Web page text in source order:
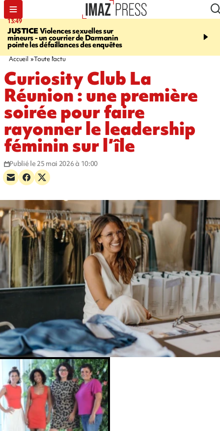
13:49
JUSTICEViolences sexuelles sur
mineurs - un courrier de Darmanin
pointe les défaillances des enquêtes
17:59
Corniche - la route du
Accueil Toute l'actu
Curiosity Club La
Réunion : une première
soirée pour faire
rayonner le leadership
féminin sur l’île
Publié le 25 mai 2026 à 10:00